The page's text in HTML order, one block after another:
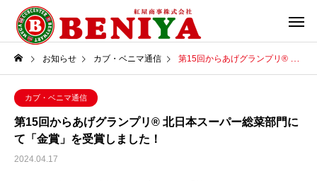
お知らせ カブ・ベニマ通信 第15回からあげグランプリ® 北日本スーパー総菜部門にて「金賞」を受賞しました！
カブ・ベニマ通信
第15回からあげグランプリ® 北日本スーパー総菜部門に
て「金賞」を受賞しました！
2024.04.17